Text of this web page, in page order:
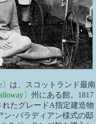
は、スコットランド最南
〕 州にある館。1817
れたグレードA指定建造物
ン･パラディアン様式の邸